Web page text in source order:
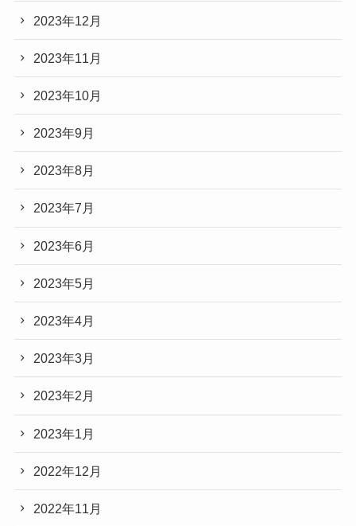
2023年12月
2023年11月
2023年10月
2023年9月
2023年8月
2023年7月
2023年6月
2023年5月
2023年4月
2023年3月
2023年2月
2023年1月
2022年12月
2022年11月